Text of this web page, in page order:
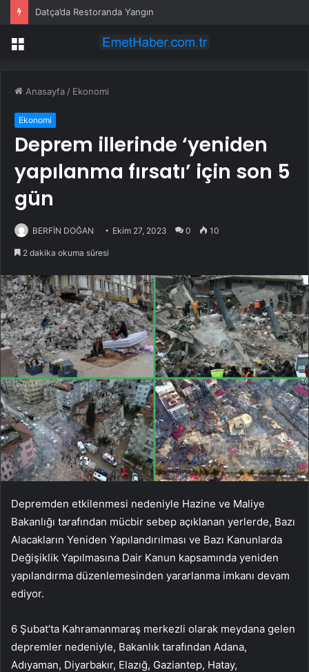
Datça’da Restoranda Yangın
Menü
Anasayfa / Ekonomi
Ekonomi
Deprem illerinde ‘yeniden
yapılanma fırsatı’ için son 5
gün
BERFİN DOĞAN Ekim 27, 2023 0 10
2 dakika okuma süresi
Depremden etkilenmesi nedeniyle Hazine ve Maliye
Bakanlığı tarafından mücbir sebep açıklanan yerlerde, Bazı
Alacakların Yeniden Yapılandırılması ve Bazı Kanunlarda
Değişiklik Yapılmasına Dair Kanun kapsamında yeniden
yapılandırma düzenlemesinden yararlanma imkanı devam
ediyor.
6 Şubat’ta Kahramanmaraş merkezli olarak meydana gelen
depremler nedeniyle, Bakanlık tarafından Adana,
Adıyaman, Diyarbakır, Elazığ, Gaziantep, Hatay,